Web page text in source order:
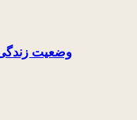
وضعیت زندگی